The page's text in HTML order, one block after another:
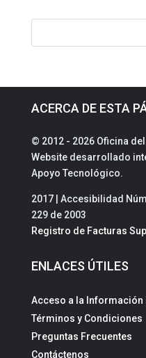
ACERCA DE ESTA
© 2012 - 2026 Oficina
Website desarrollado
Apoyo Tecnológico.
2017 | Accesibilidad
229 de 2003
Registro de Facturas
ENLACES ÚTILES
Acceso a la Información
Términos y Condiciones
Preguntas Frecuentes
Contáctenos